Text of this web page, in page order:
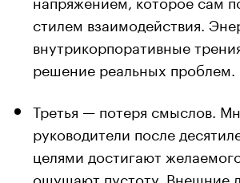
стилем взаимодействия.
внутрикорпоративные
решение реальных проблем.
Третья — потеря смыслов.
руководители после
целями достигают
ощущают пустоту. Внешние